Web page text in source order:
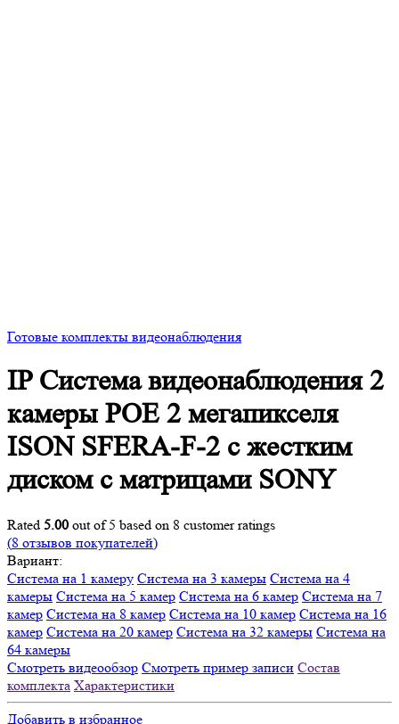
Готовые комплекты видеонаблюдения
IP Система видеонаблюдения 2
камеры POE 2 мегапикселя
ISON SFERA-F-2 с жестким
диском с матрицами SONY
Rated 5.00 out of 5 based on 8 customer ratings
(8 отзывов покупателей)
Вариант:
Система на 1 камеру Система на 3 камеры Система на 4
камеры Система на 5 камер Система на 6 камер Система на 7
камер Система на 8 камер Система на 10 камер Система на 16
камер Система на 20 камер Система на 32 камеры Система на
64 камеры
Смотреть видеообзор Смотреть пример записи Состав
комплекта Характеристики
Добавить в избранное